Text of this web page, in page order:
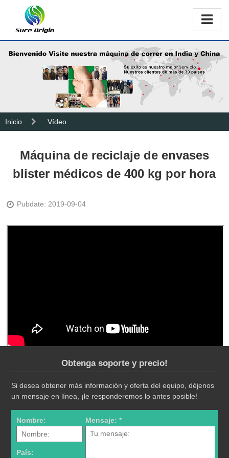
Inicio Vídeo
Máquina de reciclaje de envases
blister médicos de 400 kg por hora
Pubdate: 2019-09-04
Obtenga soporte y precio!
Si desea obtener más información y oferta del equipo, déjenos
un mensaje en línea, ¡le responderemos lo antes posible!
Nombre:
País:
Mensaje: *